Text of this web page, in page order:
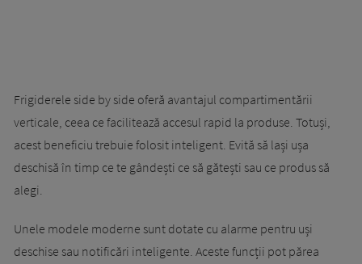
Frigiderele side by side oferă avantajul compartimentării
verticale, ceea ce facilitează accesul rapid la produse. Totuși,
acest beneficiu trebuie folosit inteligent. Evită să lași ușa
deschisă în timp ce te gândești ce să gătești sau ce produs să
alegi.
Unele modele moderne sunt dotate cu alarme pentru uși
deschise sau notificări inteligente. Aceste funcții pot părea